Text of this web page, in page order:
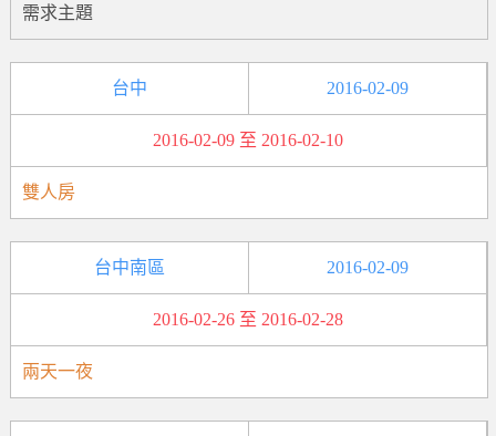
需求主題
台中 2016-02-09
2016-02-09 至 2016-02-10
雙人房
台中南區 2016-02-09
2016-02-26 至 2016-02-28
兩天一夜